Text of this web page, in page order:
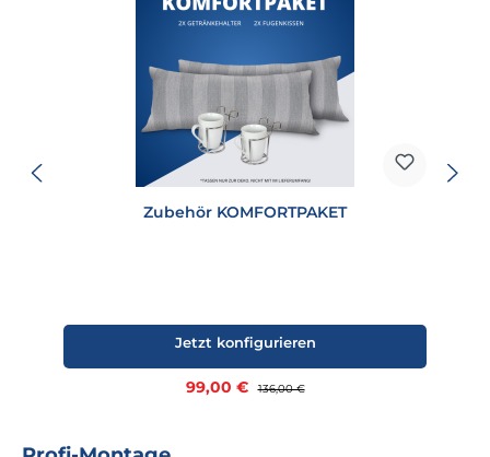
Zubehör KOMFORTPAKET
Verkaufspreis:
99,00 € Regulärer Preis:
136,00 €
Jetzt konfigurieren